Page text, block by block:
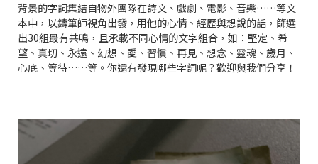
背景的字詞集結自物外團隊在詩文、戲劇、電影、音樂……等文
本中，以鑄筆師視角出發，用他的心情、經歷與想說的話，篩選
出30組最有共鳴，且承載不同心情的文字組合，如：堅定、希
望、真切、永遠、幻想、愛、習慣、再見、想念、靈魂、歲月、
心底、等待……等。你還有發現哪些字詞呢？歡迎與我們分享！